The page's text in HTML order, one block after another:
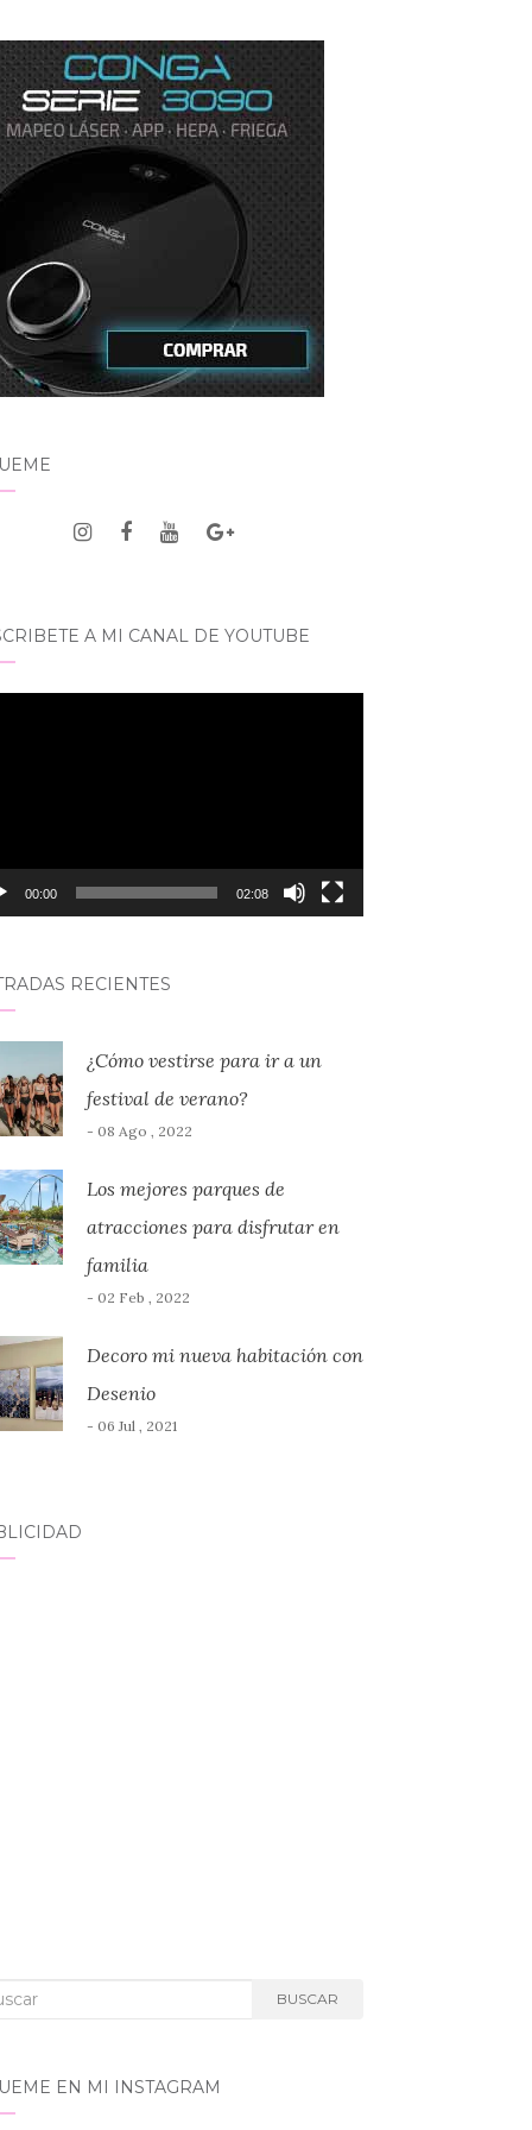
A MI CANAL DE YOUTUBE
00:00 02:08
RECIENTES
¿Cómo vestirse para ir a un
festival de verano?
- 08 Ago , 2022
Los mejores parques de
atracciones para disfrutar en
familia
- 02 Feb , 2022
Decoro mi nueva habitación con
Desenio
- 06 Jul , 2021
BUSCAR
EN MI INSTAGRAM